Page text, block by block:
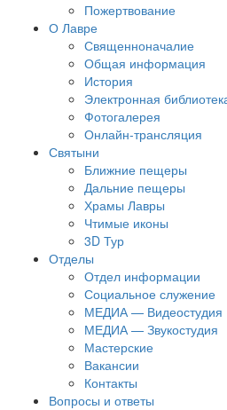
Пожертвование
О Лавре
Священноначалие
Общая информация
История
Электронная
Фотогалерея
Онлайн-трансляция
Святыни
Ближние пещеры
Дальние пещеры
Храмы Лавры
Чтимые иконы
3D Тур
Отделы
Отдел информации
Социальное служение
МЕДИА — Видеостудия
МЕДИА — Звукостудия
Мастерские
Вакансии
Контакты
Вопросы и ответы